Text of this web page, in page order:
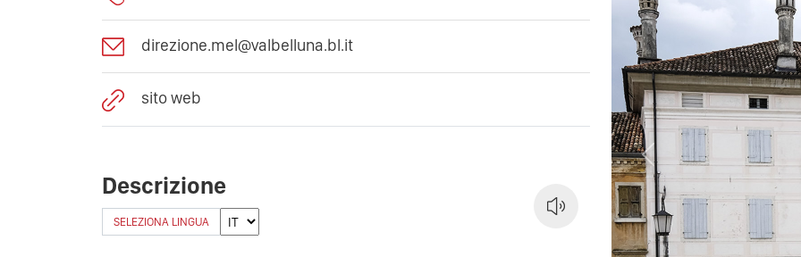
direzione.mel@valbelluna.bl.it
sito web
Descrizione
SELEZIONA LINGUA
Previous